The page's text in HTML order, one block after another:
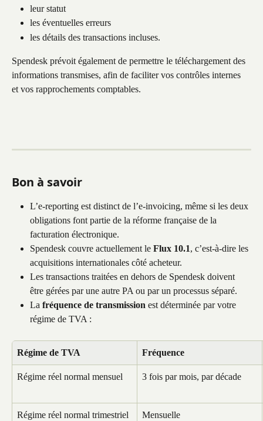
leur statut
les éventuelles erreurs
les détails des transactions incluses.
Spendesk prévoit également de permettre le téléchargement des
informations transmises, afin de faciliter vos contrôles internes
et vos rapprochements comptables.
Bon à savoir
L’e-reporting est distinct de l’e-invoicing, même si les deux
obligations font partie de la réforme française de la
facturation électronique.
Spendesk couvre actuellement le Flux 10.1, c’est-à-dire les
acquisitions internationales côté acheteur.
Les transactions traitées en dehors de Spendesk doivent
être gérées par une autre PA ou par un processus séparé.
La fréquence de transmission est déterminée par votre
régime de TVA :
Régime de TVA Fréquence
Régime réel normal mensuel 3 fois par mois, par décade
Régime réel normal trimestriel Mensuelle